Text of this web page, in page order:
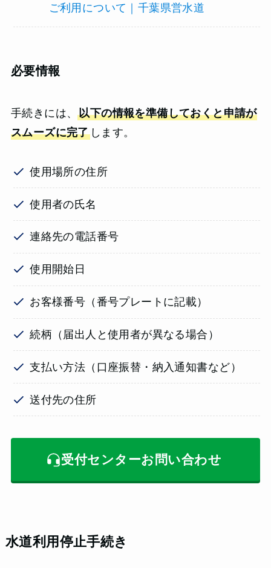
ご利用について｜千葉県営水道
必要情報
手続きには、以下の情報を準備しておくと申請が
スムーズに完了します。
使用場所の住所
使用者の氏名
連絡先の電話番号
使用開始日
お客様番号（番号プレートに記載）
続柄（届出人と使用者が異なる場合）
支払い方法（口座振替・納入通知書など）
送付先の住所
受付センターお問い合わせ
水道利用停止手続き